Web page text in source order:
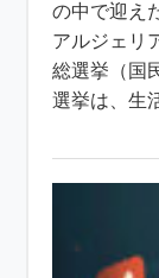
の中で迎え
アルジェリ
総選挙（国
選挙は、生